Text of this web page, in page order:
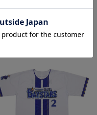
【70日間前後お届け】オーダー
POWER SENDユニフォー
ム/VISITOR/3XO・4XO